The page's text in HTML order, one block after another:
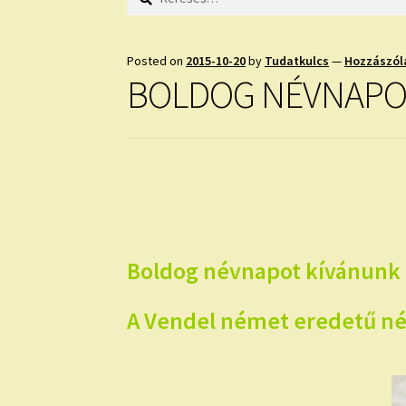
Posted on 2015-10-20by Tudatkulcs —
BOLDOG
Boldog névnapot
A Vendel német eredetű